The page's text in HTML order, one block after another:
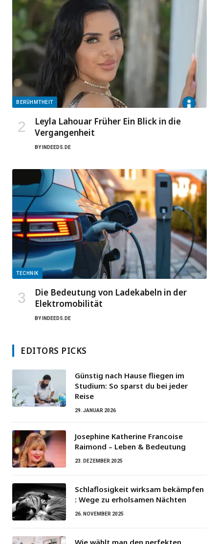
BERÜHMTHEIT
Leyla Lahouar Früher Ein Blick in die
Vergangenheit
BY INDEEDS.DE
TECHNIK
Die Bedeutung von Ladekabeln in der
Elektromobilität
BY INDEEDS.DE
EDITORS PICKS
Günstig nach Hause fliegen im
Studium: So sparst du bei jeder
Reise
29. JANUAR 2026
Josephine Katherine Francoise
Raimond – Leben & Bedeutung
23. DEZEMBER 2025
Schlaflosigkeit wirksam bekämpfen
: Wege zu erholsamen Nächten
26. NOVEMBER 2025
Wie wählt man den perfekten